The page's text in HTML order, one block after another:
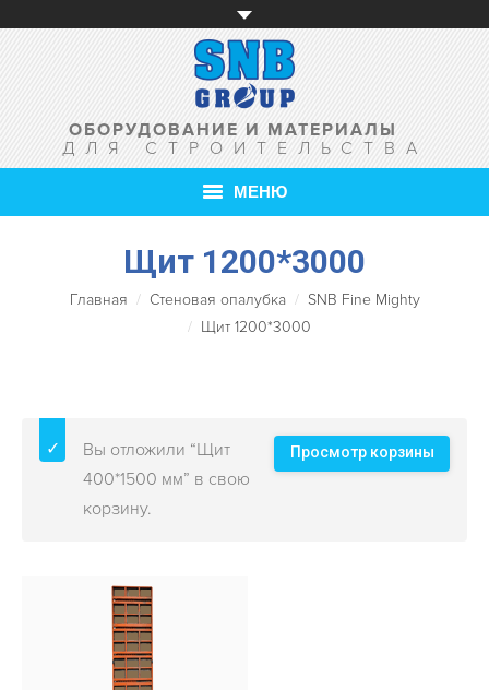
ОБОРУДОВАНИЕ И МАТЕРИАЛЫ
ДЛЯ СТРОИТЕЛЬСТВА
МЕНЮ
ГЛАВНАЯ
О КОМПАНИИ
АКЦИИ
Щит 1200*3000
Главная Стеновая опалубка
SNB Fine Mighty
Щит 1200*3000
Просмотр корзины
Вы отложили “Щит
400*1500 мм” в свою
корзину.